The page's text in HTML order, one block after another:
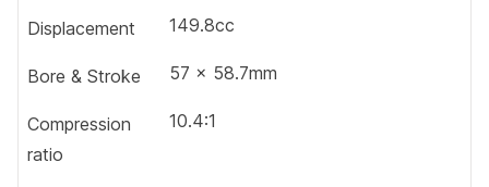
Displacement 149.8cc
Bore & Stroke 57 × 58.7mm
Compression
ratio
10.4:1